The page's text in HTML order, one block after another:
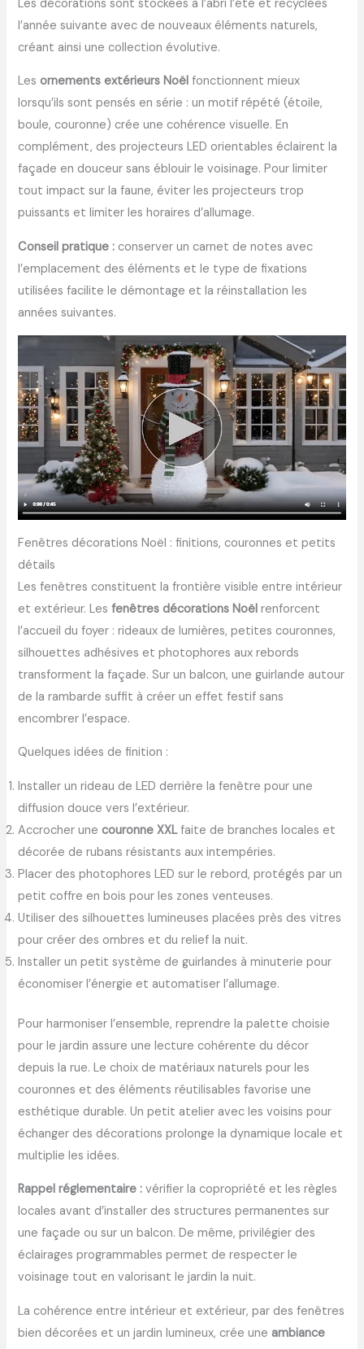
Les décorations sont stockées à l’abri l’été et recyclées
l’année suivante avec de nouveaux éléments naturels,
créant ainsi une collection évolutive.
Lesornements extérieurs Noël fonctionnent mieux
lorsqu’ils sont pensés en série : un motif répété (étoile,
boule, couronne) crée une cohérence visuelle. En
complément, des projecteurs LED orientables éclairent la
façade en douceur sans éblouir le voisinage. Pour limiter
tout impact sur la faune, éviter les projecteurs trop
puissants et limiter les horaires d’allumage.
Conseil pratique : conserver un carnet de notes avec
l’emplacement des éléments et le type de fixations
utilisées facilite le démontage et la réinstallation les
années suivantes.
Fenêtres décorations Noël : finitions, couronnes et petits
détails
Les fenêtres constituent la frontière visible entre intérieur
et extérieur. Lesfenêtres décorations Noël renforcent
l’accueil du foyer : rideaux de lumières, petites couronnes,
silhouettes adhésives et photophores aux rebords
transforment la façade. Sur un balcon, une guirlande autour
de la rambarde suffit à créer un effet festif sans
encombrer l’espace.
Quelques idées de finition :
Installer un rideau de LED derrière la fenêtre pour une
diffusion douce vers l’extérieur.
Accrocher unecouronne XXLfaite de branches locales et
décorée de rubans résistants aux intempéries.
Placer des photophores LED sur le rebord, protégés par un
petit coffre en bois pour les zones venteuses.
Utiliser des silhouettes lumineuses placées près des vitres
pour créer des ombres et du relief la nuit.
Installer un petit système de guirlandes à minuterie pour
économiser l’énergie et automatiser l’allumage.
Pour harmoniser l’ensemble, reprendre la palette choisie
pour le jardin assure une lecture cohérente du décor
depuis la rue. Le choix de matériaux naturels pour les
couronnes et des éléments réutilisables favorise une
esthétique durable. Un petit atelier avec les voisins pour
échanger des décorations prolonge la dynamique locale et
multiplie les idées.
Rappel réglementaire : vérifier la copropriété et les règles
locales avant d’installer des structures permanentes sur
une façade ou sur un balcon. De même, privilégier des
éclairages programmables permet de respecter le
voisinage tout en valorisant le jardin la nuit.
La cohérence entre intérieur et extérieur, par des fenêtres
bien décorées et un jardin lumineux, crée une ambiance